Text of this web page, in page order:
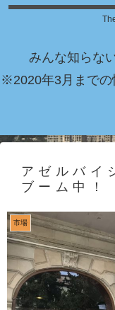
みんな知らな
※2020年3月までの
アゼルバイ
ブーム中！
市場